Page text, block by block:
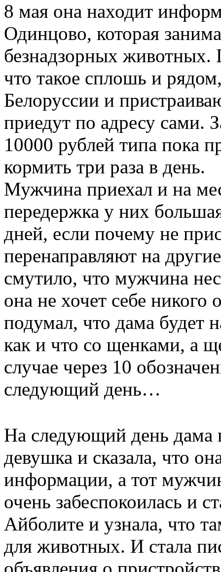
8 мая она находит
Одинцово, которая
безнадзорных животных.
что такое сплошь и
Белоруссии и
приедут по адресу сами.
10000 рублей типа пока
кормить три раза в день.
Мужчина приехал и на
передержка у них
дней, если почему не
перенаправляют на
смутило, что мужчина
она не хочет себе никого
подумал, что дама будет
как и что со щенками, а
случае через 10
следующий день…
На следующий день дама
девушка и сказала, что
информации, а тот
очень забеспокоилась и
Айболите и узнала, что
для животных. И стала